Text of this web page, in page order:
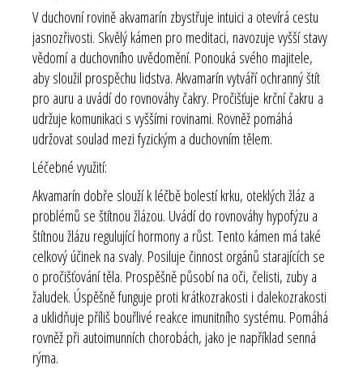
V duchovní rovině akvamarín zbystřuje intuici a otevírá cestu
jasnozřivosti. Skvělý kámen pro meditaci, navozuje vyšší stavy
vědomí a duchovního uvědomění. Ponouká svého majitele,
aby sloužil prospěchu lidstva. Akvamarín vytváří ochranný štít
pro auru a uvádí do rovnováhy čakry. Pročišťuje krční čakru a
udržuje komunikaci s vyššími rovinami. Rovněž pomáhá
udržovat soulad mezi fyzickým a duchovním tělem.
Léčebné využití:
Akvamarín dobře slouží k léčbě bolestí krku, oteklých žláz a
problémů se štítnou žlázou. Uvádí do rovnováhy hypofýzu a
štítnou žlázu regulující hormony a růst. Tento kámen má také
celkový účinek na svaly. Posiluje činnost orgánů starajících se
o pročišťování těla. Prospěšně působí na oči, čelisti, zuby a
žaludek. Úspěšně funguje proti krátkozrakosti i dalekozrakosti
a uklidňuje příliš bouřlivé reakce imunitního systému. Pomáhá
rovněž při autoimunních chorobách, jako je například senná
rýma.